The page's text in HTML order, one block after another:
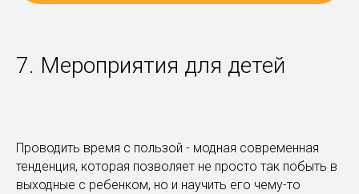
7. Мероприятия для детей
Проводить время с пользой - модная современная
тенденция, которая позволяет не просто так побыть в
выходные с ребенком, но и научить его чему-то